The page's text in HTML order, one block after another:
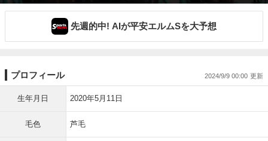
先週的中! AIが平安エルムSを大予想
プロフィール 2024/9/9 00:00
生年月日 2020年5月11日
毛色 芦毛